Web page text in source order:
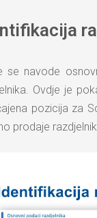
se navode
Ovdje je
pozicija za
prodaje